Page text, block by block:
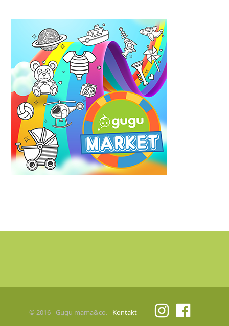
© 2016 - Gugu mama&co. - Kontakt